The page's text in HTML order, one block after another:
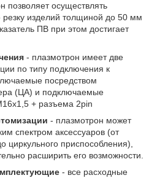
позволяет осуществлять
резку изделий толщиной до 50 мм
ПВ при этом достигает
- плазмотрон имеет две
по типу подключения к
посредством
(ЦА) и подключаемые
+ разъема 2pin
- плазмотрон может
спектром аксессуаров (от
циркульного приспособления),
расширить его возможности.
- все расходные